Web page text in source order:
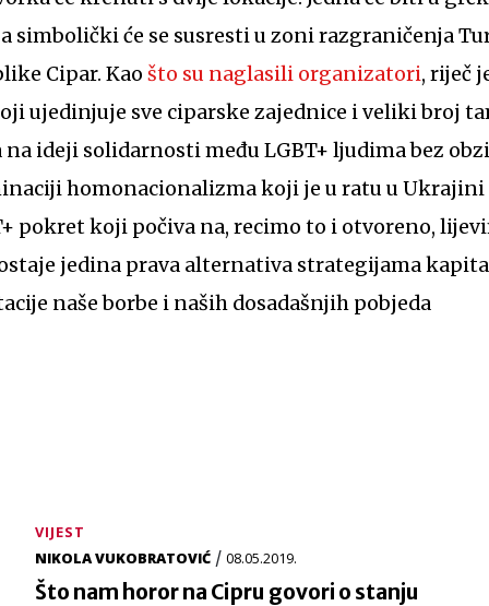
simbolički će se susresti u zoni razgraničenja
Cipar. Kao što su naglasili organizatori, riječ
ujedinjuje sve ciparske zajednice i veliki broj
ideji solidarnosti među LGBT+ ljudima bez
homonacionalizma koji je u ratu u Ukrajini
pokret koji počiva na, recimo to i otvoreno,
jedina prava alternativa strategijama
naše borbe i naših dosadašnjih pobjeda
VIJEST
NIKOLA VUKOBRATOVIĆ / 08.05.2019.
Što nam horor na Cipru govori o stanju